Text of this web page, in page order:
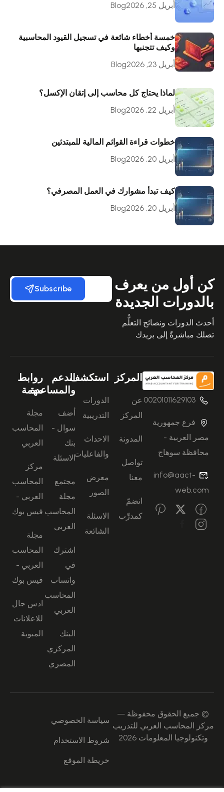
أبريل 25, 2026
Blog
خمسة أخطاء شائعة في تسجيل القيود المحاسبية
وكيف تتجنبها
أبريل 23, 2026
Blog
لماذا يحتاج كل محاسب إلى إتقان الإكسل؟
أبريل 22, 2026
Blog
خطوات قراءة القوائم المالية للمبتدئين
أبريل 20, 2026
Blog
كيف تبدأ مشوارك في العمل المصرفي؟
أبريل 20, 2026
Blog
كن أول من يعرف
بالدورات الجديدة
أحدث الدورات ونصائح التعلُّم
تصلك مباشرةً إلى بريدك
Subscribe
00201011629103
فرع جمهورية
مصر العربية -
محافظة سوهاج
info@aact-
web.com
المركز
عن
المركز
المدونة
تواصل
معنا
انضمّ
كمدرِّب
استكشف
الدورات
التدريبية
الاحداث
والفاعليات
معرض
الصور
الاسئلة
الشائعة
الدعم
والمساعدة
أضف
سوال -
بنك
الاسئلة
مجتمع
مجلة
المحاسب
العربي
اشترك
في
واتساب
المحاسب
العربي
البنك
المركزي
المصري
روابط
مهمة
مجلة
المحاسب
العربي
مركز
المحاسب
العربي -
فيس بوك
مجلة
المحاسب
العربي -
فيس بوك
ادس جال
للاعلانات
المبوبة
© جميع الحقوق محفوظة —
مركز المحاسب العربي للتدريب
وتكنولوجيا المعلومات 2026
سياسة الخصوصي
شروط الاستخدام
خريطة الموقع